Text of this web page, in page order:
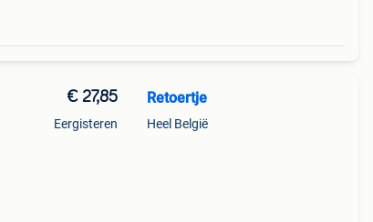
€ 27,85
Eergisteren
Retoertje
Heel België